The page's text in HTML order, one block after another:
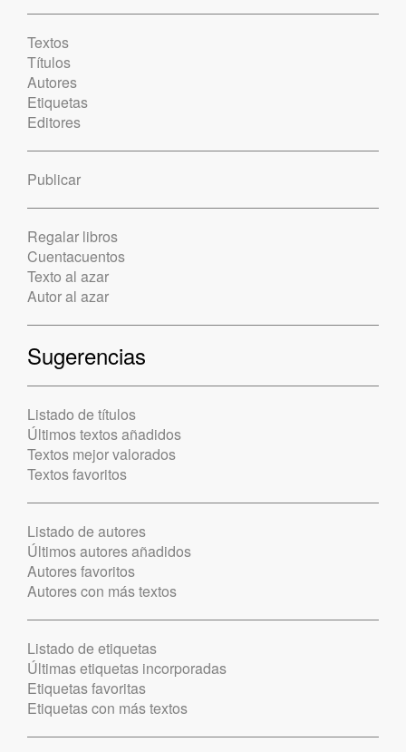
Textos
Títulos
Autores
Etiquetas
Editores
Publicar
Regalar libros
Cuentacuentos
Texto al azar
Autor al azar
Sugerencias
Listado de títulos
Últimos textos añadidos
Textos mejor valorados
Textos favoritos
Listado de autores
Últimos autores añadidos
Autores favoritos
Autores con más textos
Listado de etiquetas
Últimas etiquetas incorporadas
Etiquetas favoritas
Etiquetas con más textos